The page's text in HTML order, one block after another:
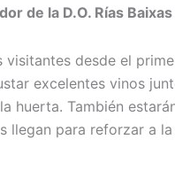
de la D.O. Rías Baixas
desde el
excelentes vinos
huerta. También
llegan para reforzar a